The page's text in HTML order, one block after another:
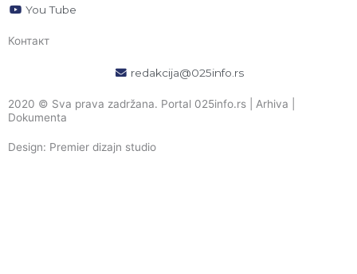
You Tube
Контакт
redakcija@025info.rs
2020 © Sva prava zadržana. Portal 025info.rs | Arhiva
Dokumenta
Design: Premier dizajn studio